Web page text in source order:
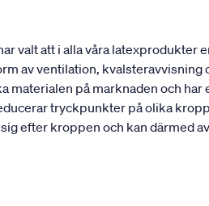
valt att i alla våra latexprodukter
av ventilation,
på marknaden och
tryckpunkter på olika
efter kroppen och kan därmed